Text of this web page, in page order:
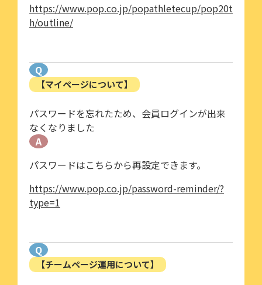
https://www.pop.co.jp/popathletecup/pop20t
h/outline/
Q
【マイページについて】
パスワードを忘れたため、会員ログインが出来
なくなりました
A
パスワードはこちらから再設定できます。
https://www.pop.co.jp/password-reminder/?
type=1
Q
【チームページ運用について】